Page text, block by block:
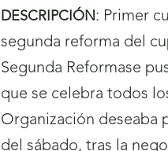
DESCRIPCIÓN: Primer
segunda reforma del
Segunda Reformase
que se celebra todos
Organización deseaba
del sábado, tras la